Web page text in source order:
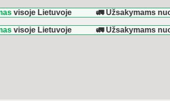
Lietuvoje 🚛 Užsakymams nuo39 €
Lietuvoje 🚛 Užsakymams nuo39 €